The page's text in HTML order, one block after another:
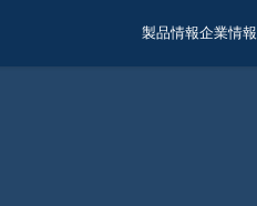
製品情報企業情報